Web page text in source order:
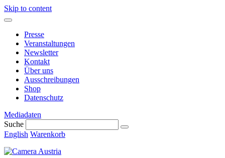
Skip to content
Presse
Veranstaltungen
Newsletter
Kontakt
Über uns
Ausschreibungen
Shop
Datenschutz
Mediadaten
Suche
English Warenkorb